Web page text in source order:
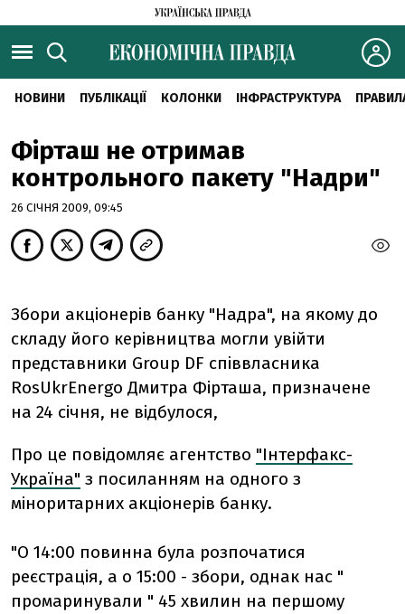
НОВИНИ ПУБЛІКАЦІЇ КОЛОНКИ ІНФРАСТРУКТУРА
Фірташ не отримав
контрольного пакету "Надри"
26 СІЧНЯ 2009, 09:45
Збори акціонерів банку "Надра", на якому до
складу його керівництва могли увійти
представники Group DF співвласника
RosUkrEnergo Дмитра Фірташа, призначене
на 24 січня, не відбулося,
Про це повідомляє агентство "Інтерфакс-
Україна" з посиланням на одного з
міноритарних акціонерів банку.
"О 14:00 повинна була розпочатися
реєстрація, а о 15:00 - збори, однак нас "
промаринували " 45 хвилин на першому